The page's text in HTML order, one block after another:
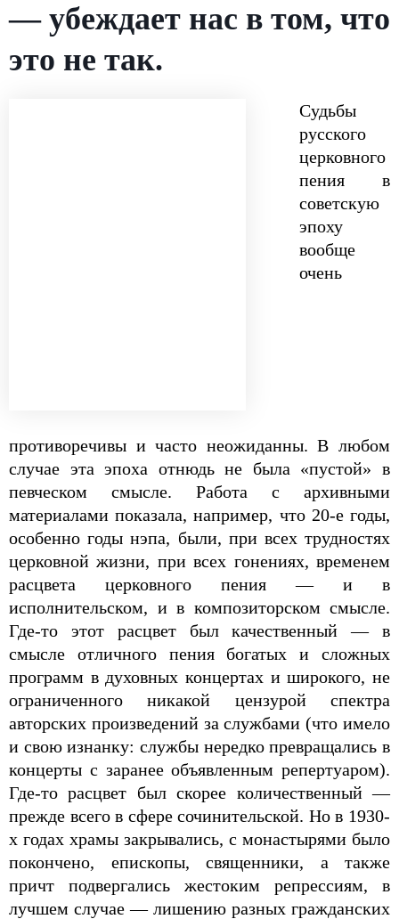
— убеждает нас в том, что
это не так.
Судьбы
русского
церковного
пения в
советскую
эпоху
вообще
очень
противоречивы и часто неожиданны. В любом
случае эта эпоха отнюдь не была «пустой» в
певческом смысле. Работа с архивными
материалами показала, например, что 20-е годы,
особенно годы нэпа, были, при всех трудностях
церковной жизни, при всех гонениях, временем
расцвета церковного пения — и в
исполнительском, и в композиторском смысле.
Где-то этот расцвет был качественный — в
смысле отличного пения богатых и сложных
программ в духовных концертах и широкого, не
ограниченного никакой цензурой спектра
авторских произведений за службами (что имело
и свою изнанку: службы нередко превращались в
концерты с заранее объявленным репертуаром).
Где-то расцвет был скорее количественный —
прежде всего в сфере сочинительской. Но в 1930-
х годах храмы закрывались, с монастырями было
покончено, епископы, священники, а также
причт подвергались жестоким репрессиям, в
лучшем случае — лишению разных гражданских